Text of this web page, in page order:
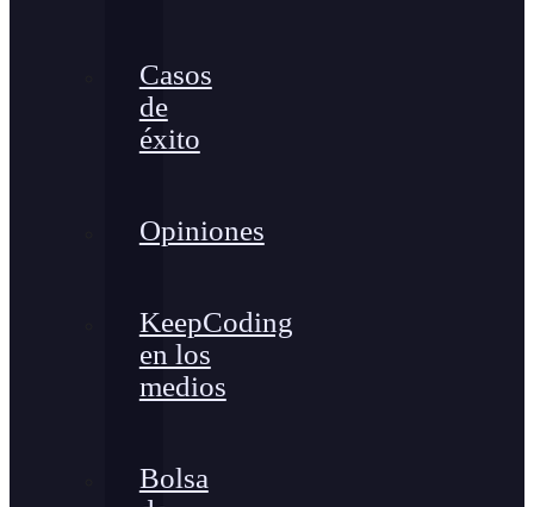
Casos
de
éxito
Opiniones
KeepCoding
en los
medios
Bolsa